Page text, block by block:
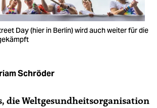
Day (hier in Berlin) wird auch weiter für die
Schröder
die Weltgesundheitsorganisation